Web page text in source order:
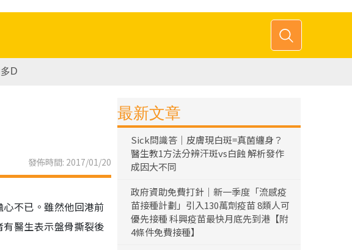
D
發佈時間: 2017/01/20
不已。雖然他回港前
醫生表示盤骨撕裂後
最新文章
Sick問識答｜皮膚現白斑=真菌纏身？
醫生教1方法分辨汗斑vs白蝕 解析發作
成因大不同
政府資助免費打針｜新一季度「流感疫
苗接種計劃」引入130萬劑疫苗 8類人可
優先接種 科興疫苗最快月底先到港【附
4條件免費接種】